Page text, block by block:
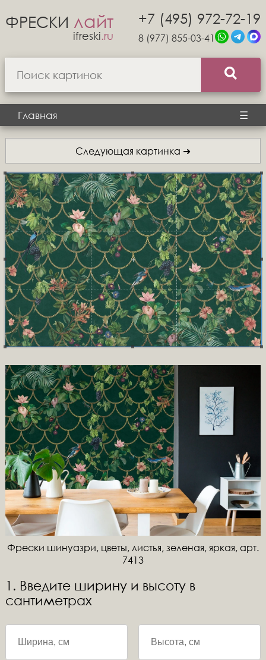
ФРЕСКИ лайт
ifreski.ru
+7 (495) 972-72-19
8 (977) 855-03-41
Главная ☰
Следующая картинка ➜
Фрески шинуазри, цветы, листья, зеленая, яркая, арт.
7413
1. Введите ширину и высоту в
сантиметрах